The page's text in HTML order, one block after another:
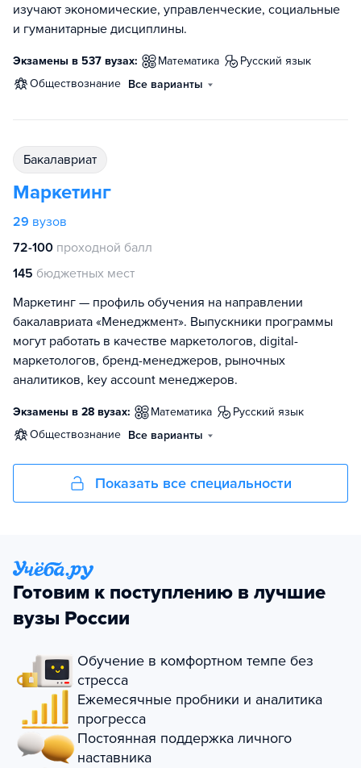
изучают экономические, управленческие, социальные
и гуманитарные дисциплины.
Экзамены в 537 вузах: математика
русский язык
обществознание Все варианты
бакалавриат
Маркетинг
29 вузов
72-100 проходной балл
145 бюджетных мест
Маркетинг — профиль обучения на направлении
бакалавриата «Менеджмент». Выпускники программы
могут работать в качестве маркетологов, digital-
маркетологов, бренд-менеджеров, рыночных
аналитиков, key account менеджеров.
Экзамены в 28 вузах: математика
русский язык
обществознание Все варианты
Показать все специальности
Готовим к поступлению в лучшие
вузы России
Обучение в комфортном темпе без
стресса
Ежемесячные пробники и аналитика
прогресса
Постоянная поддержка личного
наставника